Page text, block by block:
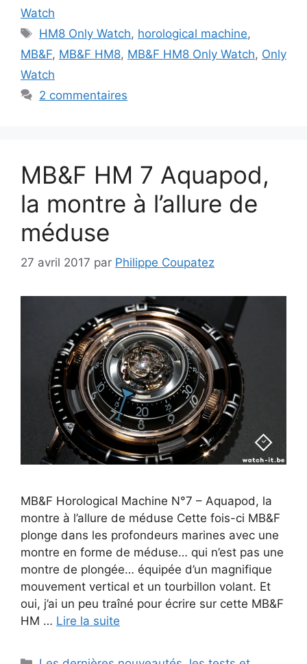
Watch
Étiquettes
HM8 Only Watch, horological machine,
MB&F, MB&F HM8, MB&F HM8 Only Watch, Only
Watch
2 commentaires
MB&F HM 7 Aquapod,
la montre à l’allure de
méduse
27 avril 2017 par Philippe Coupatez
MB&F Horological Machine N°7 – Aquapod, la
montre à l’allure de méduse Cette fois-ci MB&F
plonge dans les profondeurs marines avec une
montre en forme de méduse… qui n’est pas une
montre de plongée… équipée d’un magnifique
mouvement vertical et un tourbillon volant. Et
oui, j’ai un peu traîné pour écrire sur cette MB&F
HM … Lire la suite
Catégories